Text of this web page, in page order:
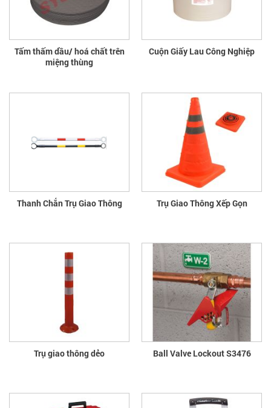
Tấm thấm dầu/ hoá chất trên
miệng thùng
Cuộn Giấy Lau Công Nghiệp
Thanh Chắn Trụ Giao Thông Trụ Giao Thông Xếp Gọn
Trụ giao thông dẻo Ball Valve Lockout S3476